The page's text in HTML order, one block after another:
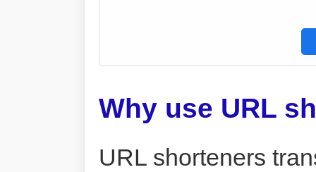
Why use URL
URL shorteners